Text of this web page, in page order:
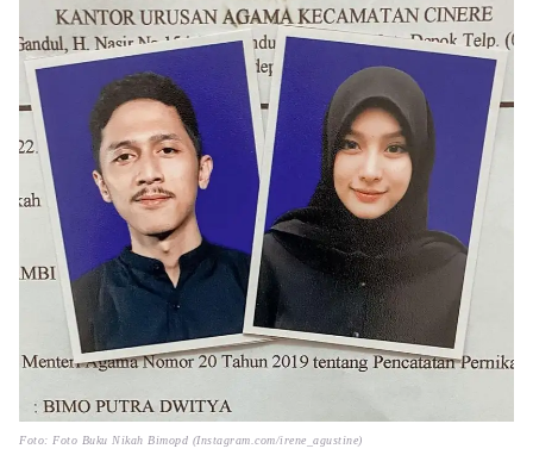
Foto: Foto Buku Nikah Bimopd (Instagram.com/irene_agustine)